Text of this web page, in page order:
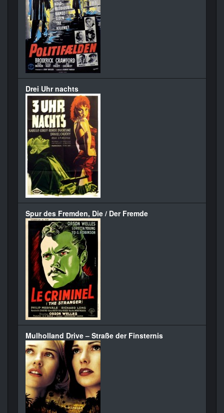
Drei Uhr nachts
Spur des Fremden, Die / Der Fremde
Mulholland Drive – Straße der Finsternis